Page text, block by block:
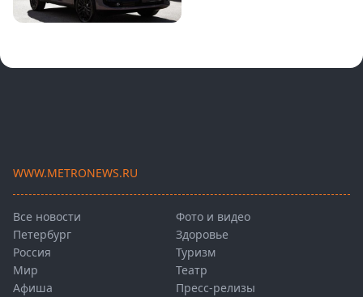
WWW.METRONEWS.RU
Все новости
Петербург
Россия
Мир
Афиша
Фото и видео
Здоровье
Туризм
Театр
Пресс-релизы